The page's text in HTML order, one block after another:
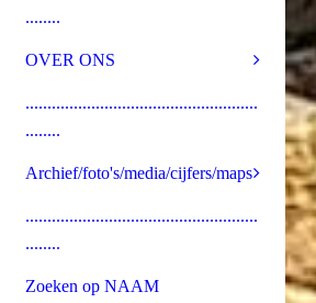
........
OVER ONS
.....................................................
........
Archief/foto's/media/cijfers/maps
.....................................................
........
Zoeken op NAAM